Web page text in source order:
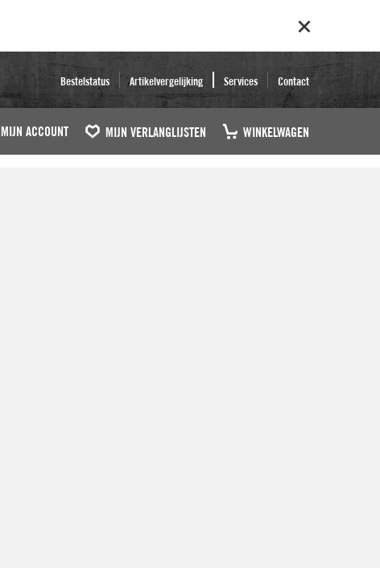
Bestelstatus Artikelvergelijking Services Contact
MIJN ACCOUNT MIJN VERLANGLIJSTEN WINKELWAGEN